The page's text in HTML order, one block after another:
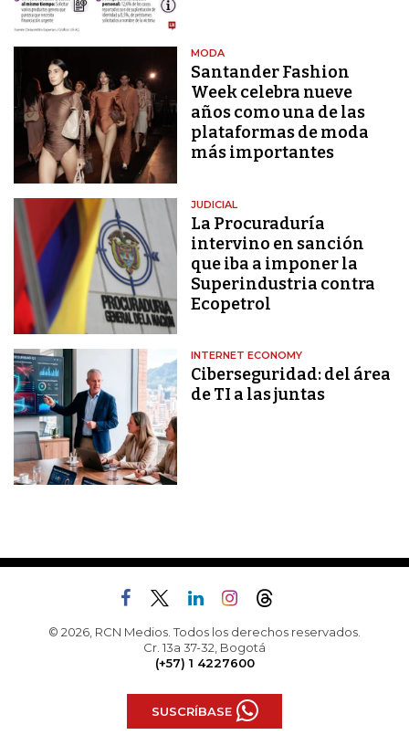
MODA
Santander Fashion
Week celebra nueve
años como una de las
plataformas de moda
más importantes
JUDICIAL
La Procuraduría
intervino en sanción
que iba a imponer la
Superindustria contra
Ecopetrol
INTERNET ECONOMY
Ciberseguridad: del área
de TI a las juntas
© 2026, RCN Medios. Todos los derechos reservados.
Cr. 13a 37-32, Bogotá
(+57) 1 4227600
SUSCRÍBASE